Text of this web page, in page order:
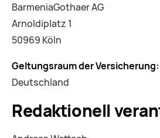
BarmeniaGothaer AG
Arnoldiplatz 1
50969 Köln
Geltungsraum der Versicherung:
Deutschland
Redaktionell